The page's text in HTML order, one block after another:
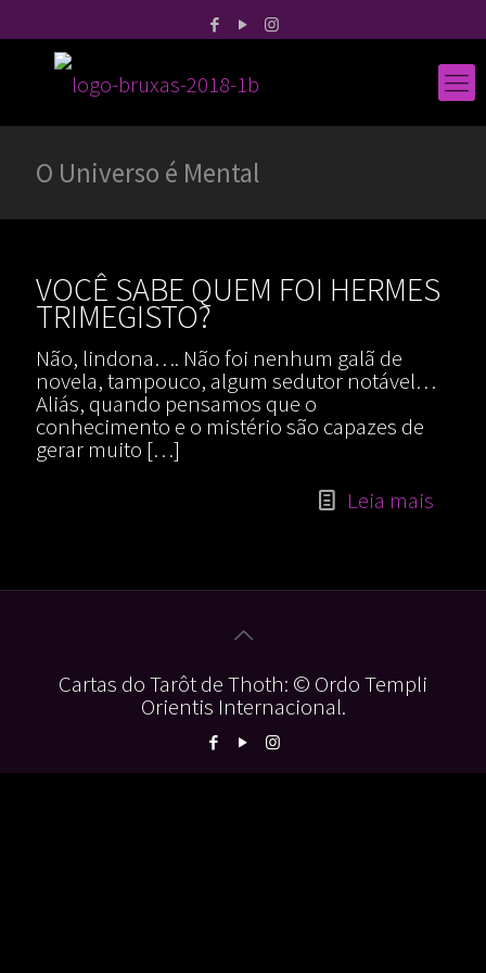
O Universo é Mental
VOCÊ SABE QUEM FOI HERMES
TRIMEGISTO?
Não, lindona…. Não foi nenhum galã de
novela, tampouco, algum sedutor notável…
Aliás, quando pensamos que o
conhecimento e o mistério são capazes de
gerar muito […]
Leia mais
Cartas do Tarôt de Thoth: © Ordo Templi
Orientis Internacional.